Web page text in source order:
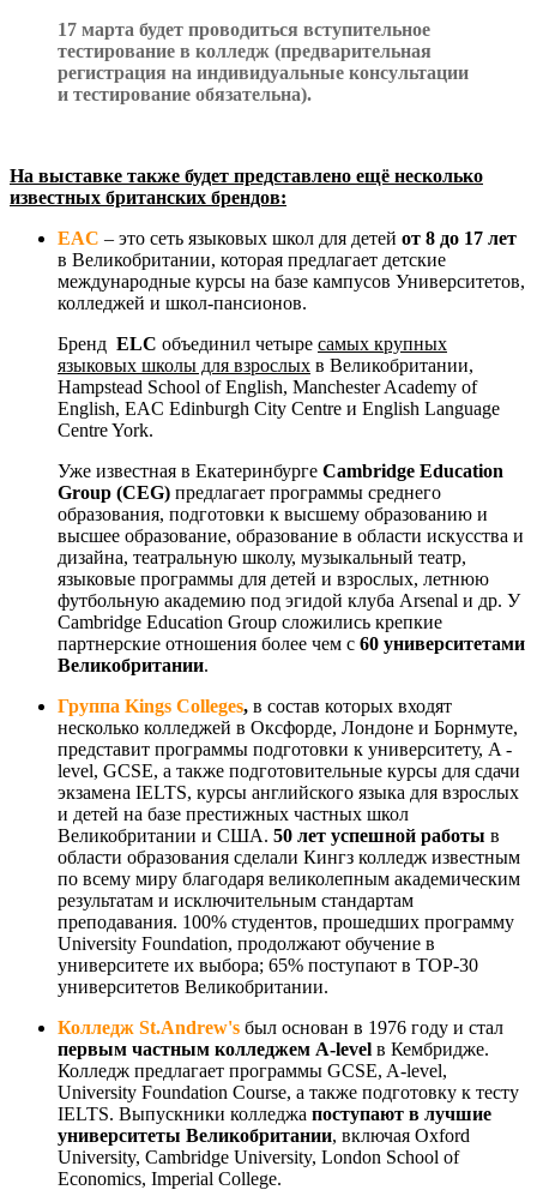
17 марта будет проводиться вступительное
тестирование в колледж (предварительная
регистрация на индивидуальные консультации
и тестирование обязательна).
На выставке также будет представлено ещё несколько
известных британских брендов:
EAC – это сеть языковых школ для детей от 8 до 17 лет
в Великобритании, которая предлагает детские
международные курсы на базе кампусов Университетов,
колледжей и школ-пансионов.
Бренд ELC объединил четыре самых крупных
языковых школы для взрослых в Великобритании,
Hampstead School of English, Manchester Academy of
English, EAC Edinburgh City Centre и English Language
Centre York.
Уже известная в Екатеринбурге Cambridge Education
Group (CEG) предлагает программы среднего
образования, подготовки к высшему образованию и
высшее образование, образование в области искусства и
дизайна, театральную школу, музыкальный театр,
языковые программы для детей и взрослых, летнюю
футбольную академию под эгидой клуба Arsenal и др. У
Cambridge Education Group сложились крепкие
партнерские отношения более чем с 60 университетами
Великобритании.
Группа Kings Colleges, в состав которых входят
несколько колледжей в Оксфорде, Лондоне и Борнмуте,
представит программы подготовки к университету, A -
level, GCSE, а также подготовительные курсы для сдачи
экзамена IELTS, курсы английского языка для взрослых
и детей на базе престижных частных школ
Великобритании и США. 50 лет успешной работы в
области образования сделали Кингз колледж известным
по всему миру благодаря великолепным академическим
результатам и исключительным стандартам
преподавания. 100% студентов, прошедших программу
University Foundation, продолжают обучение в
университете их выбора; 65% поступают в ТОР-30
университетов Великобритании.
Колледж St.Andrew's был основан в 1976 году и стал
первым частным колледжем A-level в Кембридже.
Колледж предлагает программы GCSE, A-level,
University Foundation Course, а также подготовку к тесту
IELTS. Выпускники колледжа поступают в лучшие
университеты Великобритании, включая Oxford
University, Cambridge University, London School of
Economics, Imperial College.